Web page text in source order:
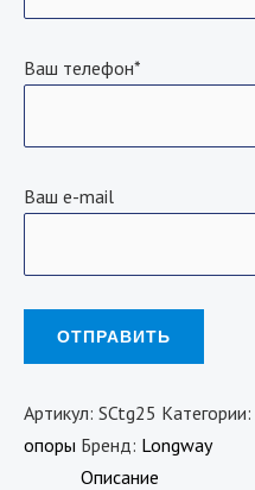
Ваш телефон*
Ваш e-mail
Артикул: SCtg25 Категории:
опоры Бренд: Longway
Описание